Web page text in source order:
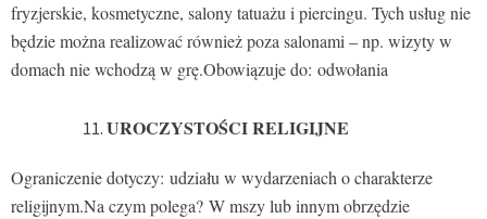
fryzjerskie, kosmetyczne, salony tatuażu i piercingu. Tych usług nie
będzie można realizować również poza salonami – np. wizyty w
domach nie wchodzą w grę.Obowiązuje do: odwołania
UROCZYSTOŚCI RELIGIJNE
Ograniczenie dotyczy: udziału w wydarzeniach o charakterze
religijnym.Na czym polega? W mszy lub innym obrzędzie